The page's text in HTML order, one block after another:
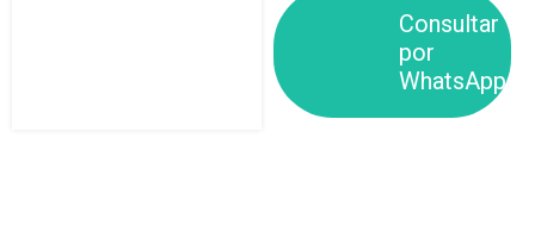
Consultar
por
WhatsApp